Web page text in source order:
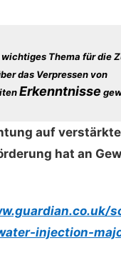
wichtiges Thema für die
das Verpressen von
Erkenntnisse
auf
hat an
injection-